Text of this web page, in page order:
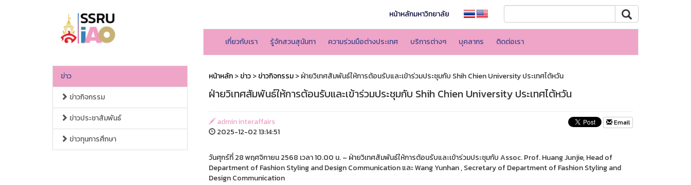
หน้าหลักมหาวิทยาลัย
เกี่ยวกับเรา รู้จักสวนสุนันทา ความร่วมมือต่างประเทศ บริการต่างๆ บุคลากร ติดต่อเรา
ข่าว
ข่าวกิจกรรม
ข่าวประชาสัมพันธ์
ข่าวทุนการศึกษา
หน้าหลัก>ข่าว>ข่าวกิจกรรม> ฝ่ายวิเทศสัมพันธ์ให้การต้อนรับและเข้าร่วมประชุมกับ Shih Chien University ประเทศไต้หวัน
ฝ่ายวิเทศสัมพันธ์ให้การต้อนรับและเข้าร่วมประชุมกับ Shih Chien University ประเทศไต้หวัน
admin interaffairs
2025-12-02 13:14:51
Email
วันศุกร์ที่ 28 พฤศจิกายน 2568 เวลา 10.00 น. – ฝ่ายวิเทศสัมพันธ์ให้การต้อนรับและเข้าร่วมประชุมกับ Assoc. Prof. Huang Junjie, Head of
Department of Fashion Styling and Design Communication และ Wang Yunhan , Secretary of Department of Fashion Styling and
Design Communication